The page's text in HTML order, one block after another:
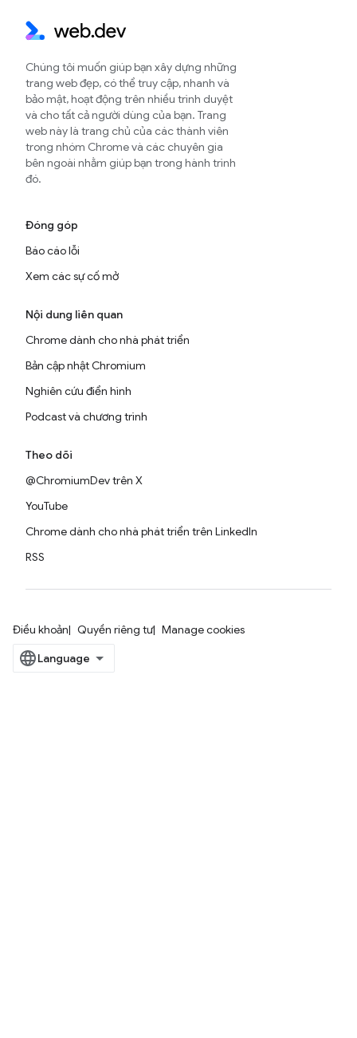
Chúng tôi muốn giúp bạn xây dựng những
trang web đẹp, có thể truy cập, nhanh và
bảo mật, hoạt động trên nhiều trình duyệt
và cho tất cả người dùng của bạn. Trang
web này là trang chủ của các thành viên
trong nhóm Chrome và các chuyên gia
bên ngoài nhằm giúp bạn trong hành trình
đó.
Đóng góp
Báo cáo lỗi
Xem các sự cố mở
Nội dung liên quan
Chrome dành cho nhà phát triển
Bản cập nhật Chromium
Nghiên cứu điển hình
Podcast và chương trình
Theo dõi
@ChromiumDev trên X
YouTube
Chrome dành cho nhà phát triển trên LinkedIn
RSS
Điều khoản Quyền riêng tư Manage cookies